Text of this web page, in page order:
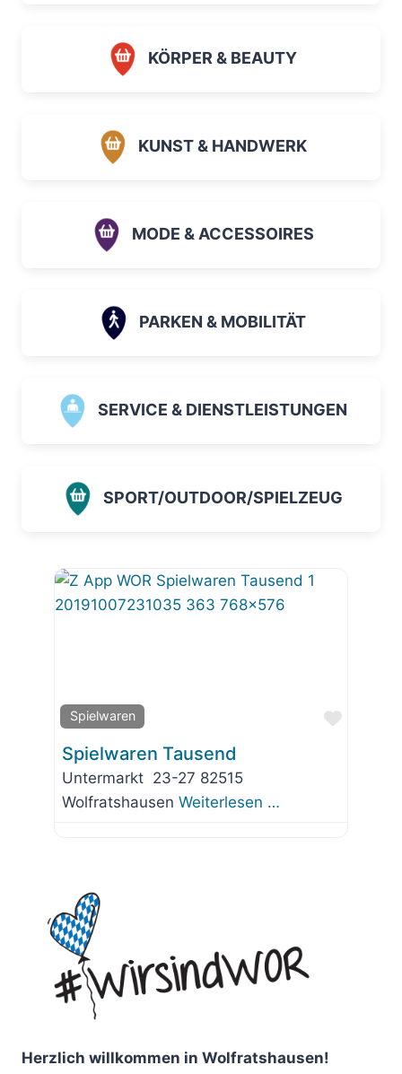
KÖRPER & BEAUTY
KUNST & HANDWERK
MODE & ACCESSOIRES
PARKEN & MOBILITÄT
SERVICE & DIENSTLEISTUNGEN
SPORT/OUTDOOR/SPIELZEUG
Spielwaren
Favorit
Spielwaren Tausend
Untermarkt 23-27 82515
Wolfratshausen Weiterlesen …
Herzlich willkommen in Wolfratshausen!